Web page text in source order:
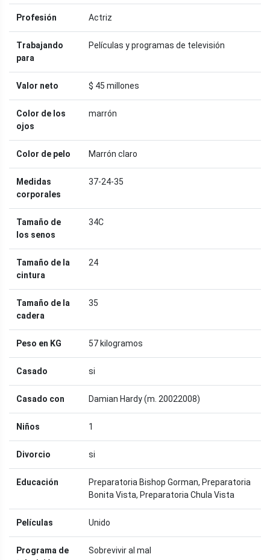
Profesión Actriz
Trabajando
para
Películas y programas de televisión
Valor neto $ 45 millones
Color de los
ojos
marrón
Color de pelo Marrón claro
Medidas
corporales
37-24-35
Tamaño de
los senos
34C
Tamaño de la
cintura
24
Tamaño de la
cadera
35
Peso en KG 57 kilogramos
Casado si
Casado con Damian Hardy (m. 20022008)
Niños 1
Divorcio si
Educación
Preparatoria Bishop Gorman, Preparatoria
Bonita Vista, Preparatoria Chula Vista
Películas Unido
Programa de
Sobrevivir al mal